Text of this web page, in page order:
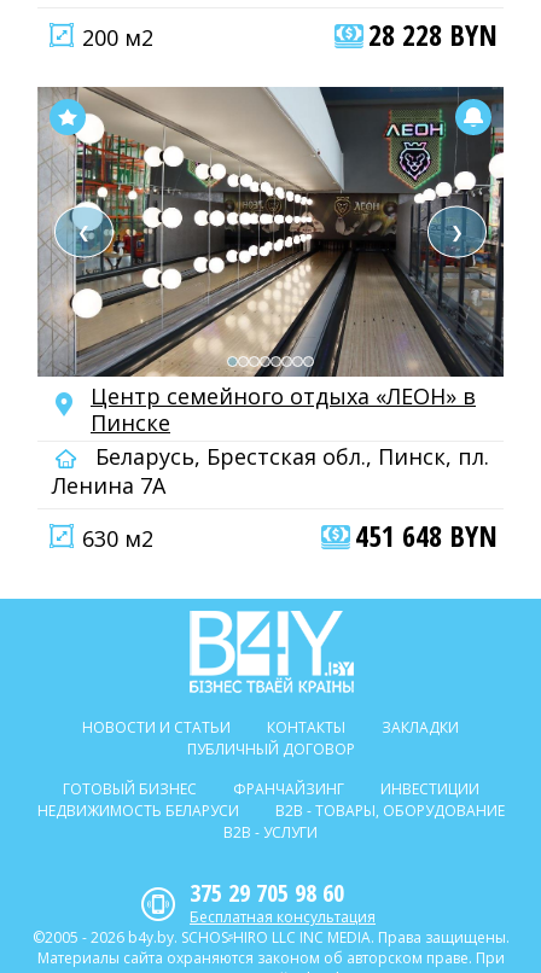
200 м2
28 228 BYN
❮ ❯
Центр семейного отдыха «ЛЕОН» в
Пинске
Беларусь, Брестская обл., Пинск, пл.
Ленина 7А
630 м2
451 648 BYN
НОВОСТИ И СТАТЬИ КОНТАКТЫ
ЗАКЛАДКИ
ПУБЛИЧНЫЙ ДОГОВОР
ГОТОВЫЙ БИЗНЕС
ФРАНЧАЙЗИНГ
ИНВЕСТИЦИИ
НЕДВИЖИМОСТЬ БЕЛАРУСИ
B2B - ТОВАРЫ, ОБОРУДОВАНИЕ
B2B - УСЛУГИ
375 29 705 98 60
Бесплатная консультация
©2005 - 2026 b4y.by. SCHOSᶳHIRO LLC INC MEDIA. Права защищены.
Материалы сайта охраняются законом об авторском праве. При